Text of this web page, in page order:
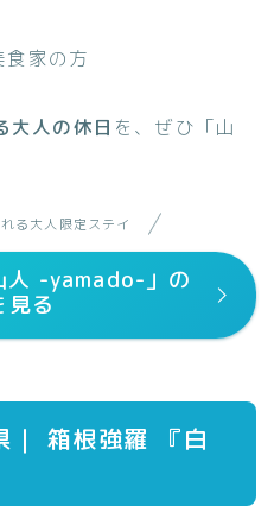
食家の方
大人の休日 を、ぜひ「山
る大人限定ステイ
人 -yamado-」の
見る
｜ 箱根強羅 『白